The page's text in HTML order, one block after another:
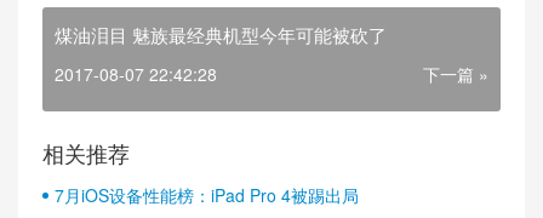
煤油泪目 魅族最经典机型今年可能被砍了
2017-08-07 22:42:28 下一篇 »
相关推荐
7月iOS设备性能榜：iPad Pro 4被踢出局